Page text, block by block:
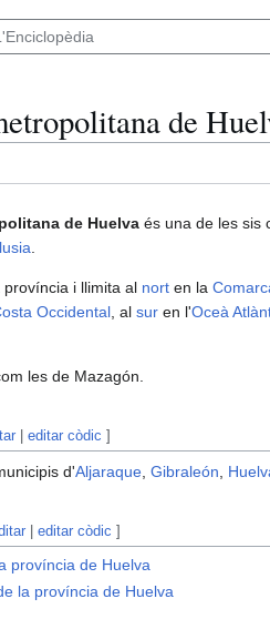
de
de Huelva és una de les sis
i llimita al nort en la
Occidental , al sur en l'Oceà
les de Mazagón.
|editar còdic ]
d'Aljaraque Gibraleón
|editar còdic ]
província de Huelva
la província de Huelva